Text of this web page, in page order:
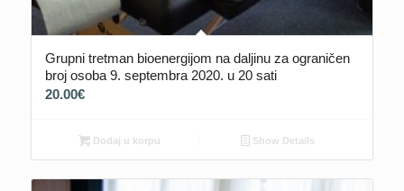
Grupni tretman bioenergijom na daljinu za ograničen
broj osoba 9. septembra 2020. u 20 sati
20.00€
Dodaj u korpu Show Details